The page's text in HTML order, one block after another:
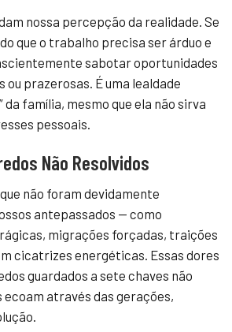
nossa percepção da realidade. Se
que o trabalho precisa ser árduo e
sabotar oportunidades
ou prazerosas. É uma lealdade
da família, mesmo que ela não sirva
pessoais.
Não Resolvidos
não foram devidamente
antepassados — como
migrações forçadas, traições
cicatrizes energéticas. Essas dores
guardados a sete chaves não
através das gerações,